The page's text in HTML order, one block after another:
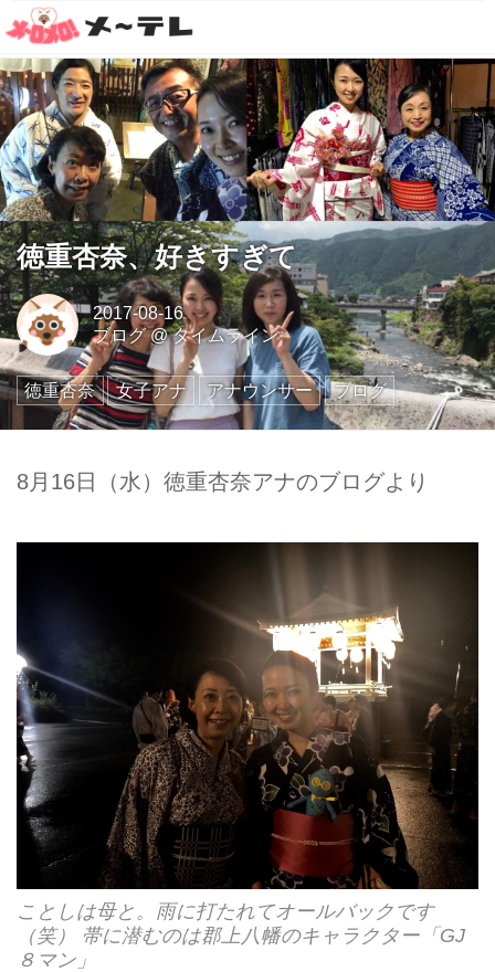
徳重杏奈、好きすぎて
2017-08-16
ブログ@タイムライン
徳重杏奈 女子アナ アナウンサー ブログ
8月16日（水）徳重杏奈アナのブログより
ことしは母と。雨に打たれてオールバックです
（笑） 帯に潜むのは郡上八幡のキャラクター「GJ
８マン」